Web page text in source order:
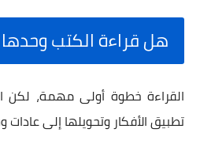
هل قراءة الكتب وحدها
القراءة خطوة أولى مهمة، لكن
تطبيق الأفكار وتحويلها إلى